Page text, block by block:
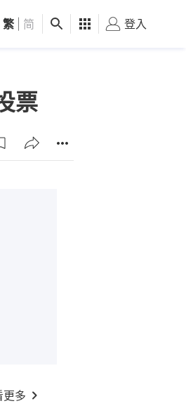
觀點 健康 好食玩飛
繁 简 登入
票
更多